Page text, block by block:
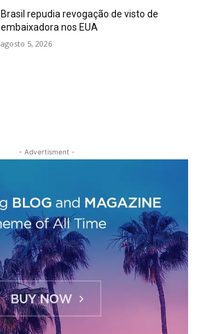
Brasil repudia revogação de visto de
embaixadora nos EUA
agosto 5, 2026
- Advertisment -